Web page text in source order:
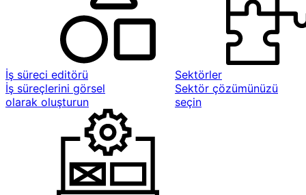
İş süreci editörü
İş süreçlerini görsel
olarak oluşturun
Sektörler
Sektör çözümünüzü
seçin